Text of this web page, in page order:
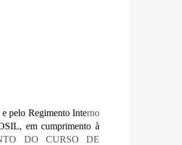
e pelo Regimento Interno
em cumprimento à
DO CURSO DE